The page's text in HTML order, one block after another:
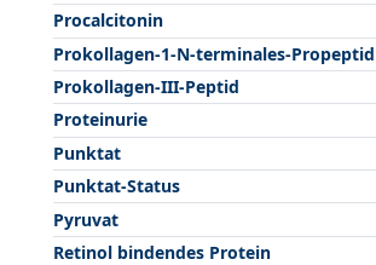
Procalcitonin
Prokollagen-1-N-terminales-Propeptid
Prokollagen-III-Peptid
Proteinurie
Punktat
Punktat-Status
Pyruvat
Retinol bindendes Protein